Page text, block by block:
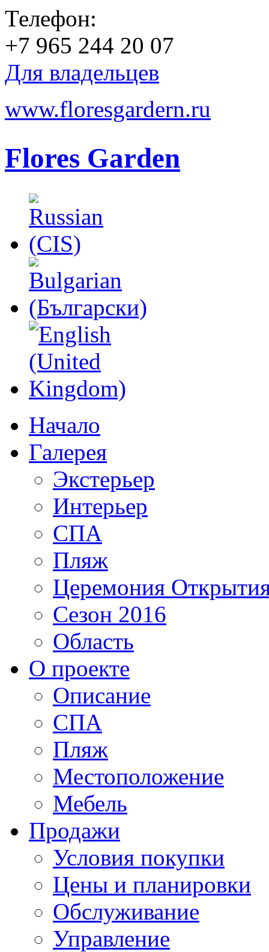
Телефон:
+7 965 244 20 07
Для владельцев
www.floresgardern.ru
Flores Garden
Начало
Галерея
Экстерьер
Интерьер
СПА
Пляж
Церемония
Сезон 2016
Область
О проекте
Описание
СПА
Пляж
Местоположение
Мебель
Продажи
Условия покупки
Цены и планировки
Обслуживание
Управление